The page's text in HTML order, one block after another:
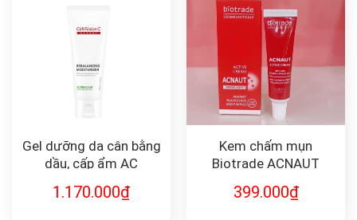
Gel dưỡng da cân bằng
dầu, cấp ẩm AC
1.170.000₫
Kem chấm mụn
Biotrade ACNAUT
399.000₫